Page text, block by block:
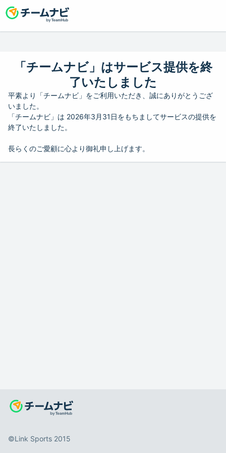
「チームナビ」はサービス提供を終
了いたしました
平素より「チームナビ」をご利用いただき、誠にありがとうござ
いました。
「チームナビ」は 2026年3月31日をもちましてサービスの提供を
終了いたしました。
長らくのご愛顧に心より御礼申し上げます。
©️Link Sports 2015